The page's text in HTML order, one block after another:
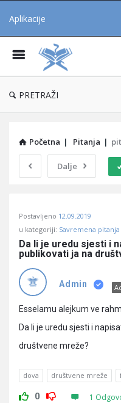
Aplikacije
PRETRAŽI
Početna | Pitanja |
Dalje
Učene
Latest
Pitanja
Postavljeno 12.09.2019
u kategoriji: Savremena pitanja
Da li je uredu sjesti i
publikovati ja na
Admin
Esselamu alejkum ve
Da li je uredu sjesti i
društvene mreže?
dova društvene mreže
0 1